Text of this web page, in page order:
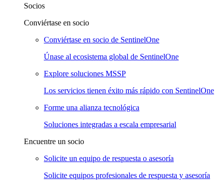
Socios
Conviértase en socio
Conviértase en socio de SentinelOne
Únase al ecosistema global de SentinelOne
Explore soluciones MSSP
Los servicios tienen éxito más rápido con SentinelOne
Forme una alianza tecnológica
Soluciones integradas a escala empresarial
Encuentre un socio
Solicite un equipo de respuesta o asesoría
Solicite equipos profesionales de respuesta y asesoría